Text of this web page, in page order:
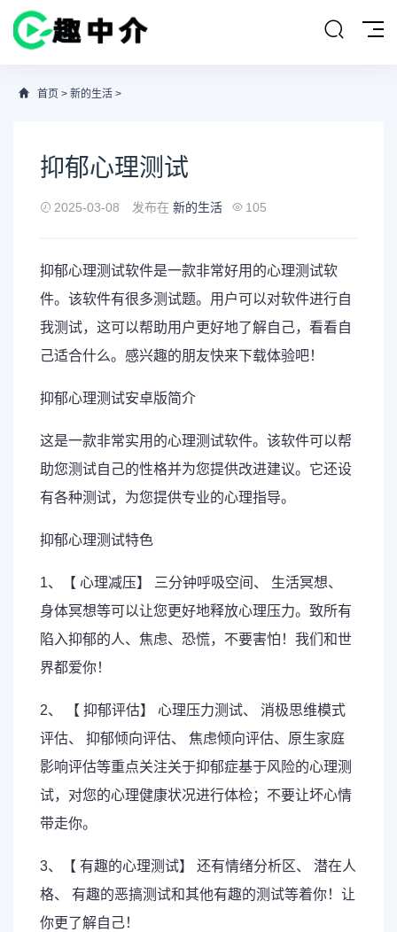
首页 > 新的生活 >
抑郁心理测试
2025-03-08 发布在 新的生活 105
抑郁心理测试软件是一款非常好用的心理测试软
件。该软件有很多测试题。用户可以对软件进行自
我测试，这可以帮助用户更好地了解自己，看看自
己适合什么。感兴趣的朋友快来下载体验吧！
抑郁心理测试安卓版简介
这是一款非常实用的心理测试软件。该软件可以帮
助您测试自己的性格并为您提供改进建议。它还设
有各种测试，为您提供专业的心理指导。
抑郁心理测试特色
1、【 心理减压】 三分钟呼吸空间、 生活冥想、
身体冥想等可以让您更好地释放心理压力。致所有
陷入抑郁的人、焦虑、恐慌，不要害怕！我们和世
界都爱你！
2、 【 抑郁评估】 心理压力测试、 消极思维模式
评估、 抑郁倾向评估、 焦虑倾向评估、原生家庭
影响评估等重点关注关于抑郁症基于风险的心理测
试，对您的心理健康状况进行体检；不要让坏心情
带走你。
3、【 有趣的心理测试】 还有情绪分析区、 潜在人
格、 有趣的恶搞测试和其他有趣的测试等着你！让
你更了解自己！